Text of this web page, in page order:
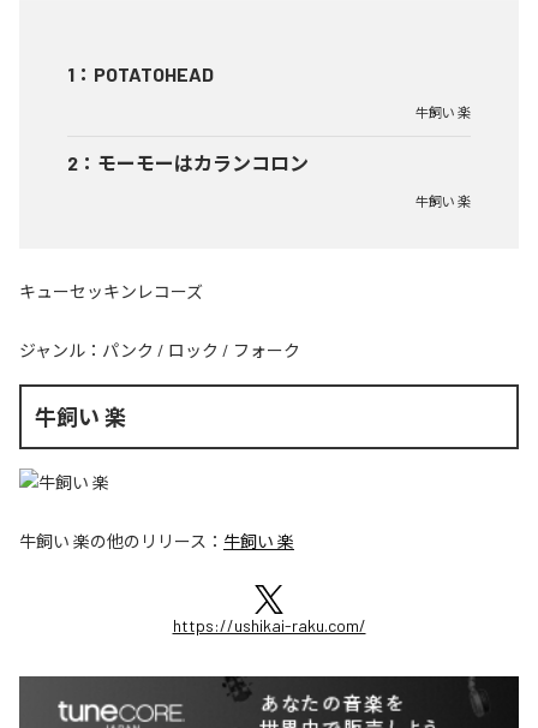
1 ： POTATOHEAD
牛飼い 楽
2 ： モーモーはカランコロン
牛飼い 楽
キューセッキンレコーズ
ジャンル： パンク / ロック / フォーク
牛飼い 楽
牛飼い 楽の他のリリース： 牛飼い 楽
https://ushikai-raku.com/